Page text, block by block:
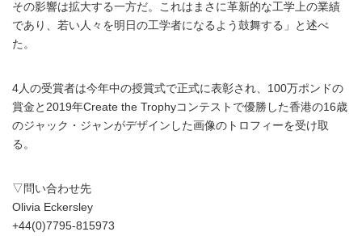
その影響は拡大する一方だ。これはまさに革新的な工学上の業績
であり、若い人々を明日の工学者になるよう鼓舞する」と述べ
た。
4人の受賞者は今年中の授賞式で正式に表彰され、100万ポンドの
賞金と2019年Create the Trophyコンテストで優勝した香港の16歳
のジャック・ジャンがデザインした画像のトロフィーを受け取
る。
▽問い合わせ先
Olivia Eckersley
+44(0)7795-815973